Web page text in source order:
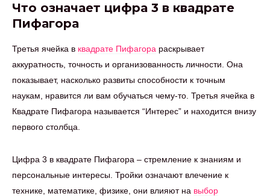
Что означает цифра 3 в квадрате
Пифагора
Третья ячейка в квадрате Пифагора раскрывает
аккуратность, точность и организованность личности. Она
показывает, насколько развиты способности к точным
наукам, нравится ли вам обучаться чему-то. Третья ячейка в
Квадрате Пифагора называется “Интерес” и находится внизу
первого столбца.
Цифра 3 в квадрате Пифагора – стремление к знаниям и
персональные интересы. Тройки означают влечение к
технике, математике, физике, они влияют на выбор